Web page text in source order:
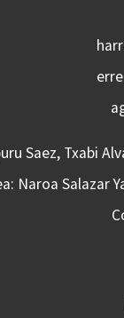
Saez, Txabi
Naroa Salazar